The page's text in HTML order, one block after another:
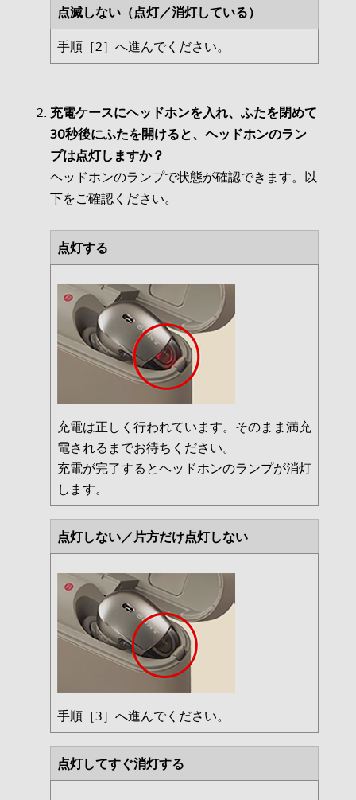
点滅しない（点灯／消灯している）
手順［2］へ進んでください。
充電ケースにヘッドホンを入れ、ふたを閉めて
30秒後にふたを開けると、ヘッドホンのラン
プは点灯しますか？
ヘッドホンのランプで状態が確認できます。以
下をご確認ください。
点灯する
充電は正しく行われています。そのまま満充
電されるまでお待ちください。
充電が完了するとヘッドホンのランプが消灯
します。
点灯しない／片方だけ点灯しない
手順［3］へ進んでください。
点灯してすぐ消灯する